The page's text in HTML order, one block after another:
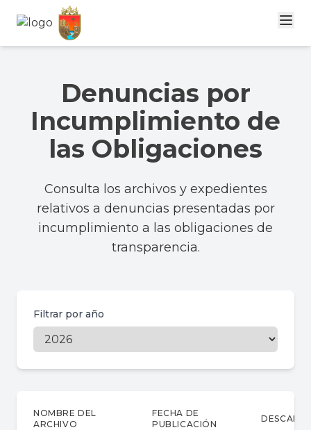
Denuncias por
Incumplimiento de
las Obligaciones
Consulta los archivos y expedientes
relativos a denuncias presentadas por
incumplimiento a las obligaciones de
transparencia.
Filtrar por año
NOMBRE DEL
ARCHIVO
FECHA DE
PUBLICACIÓN